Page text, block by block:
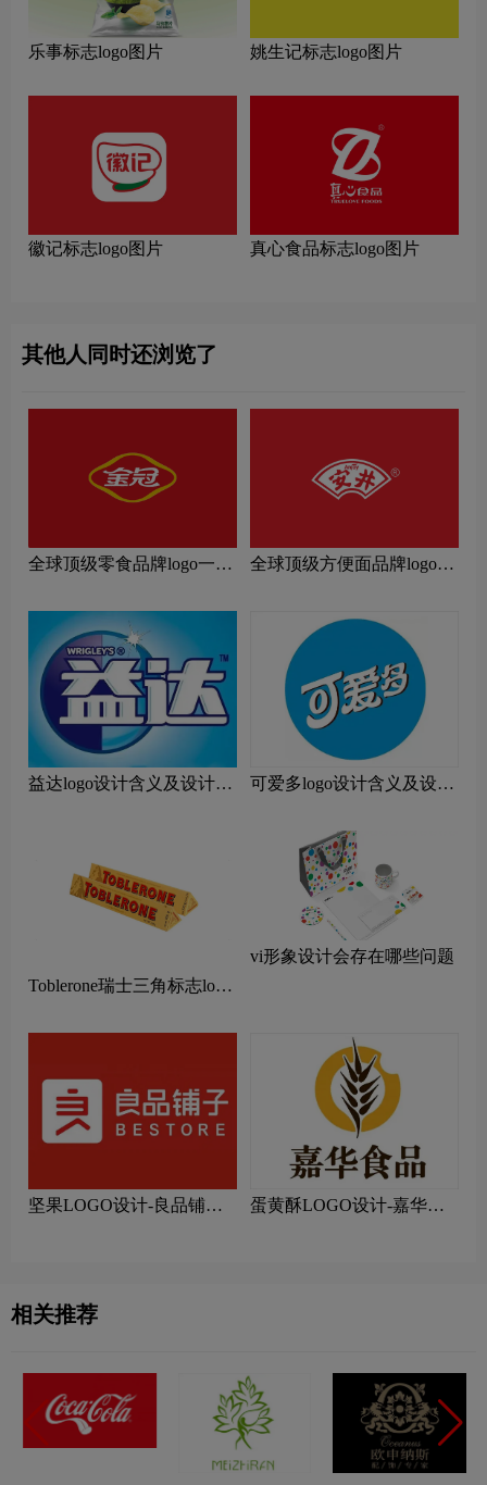
乐事标志logo图片 姚生记标志logo图片
徽记标志logo图片 真心食品标志logo图片
其他人同时还浏览了
全球顶级零食品牌logo一
全球顶级方便面品牌logo一
益达logo设计含义及设计理
可爱多logo设计含义及设计
Toblerone瑞士三角标志logo
vi形象设计会存在哪些问题
坚果LOGO设计-良品铺子
蛋黄酥LOGO设计-嘉华食
相关推荐